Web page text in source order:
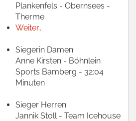
Plankenfels - Obernsees -
Therme
Weiter...
Siegerin Damen:
Anne Kirsten - Böhnlein
Sports Bamberg - 32:04
Minuten
Sieger Herren:
Jannik Stoll - Team Icehouse